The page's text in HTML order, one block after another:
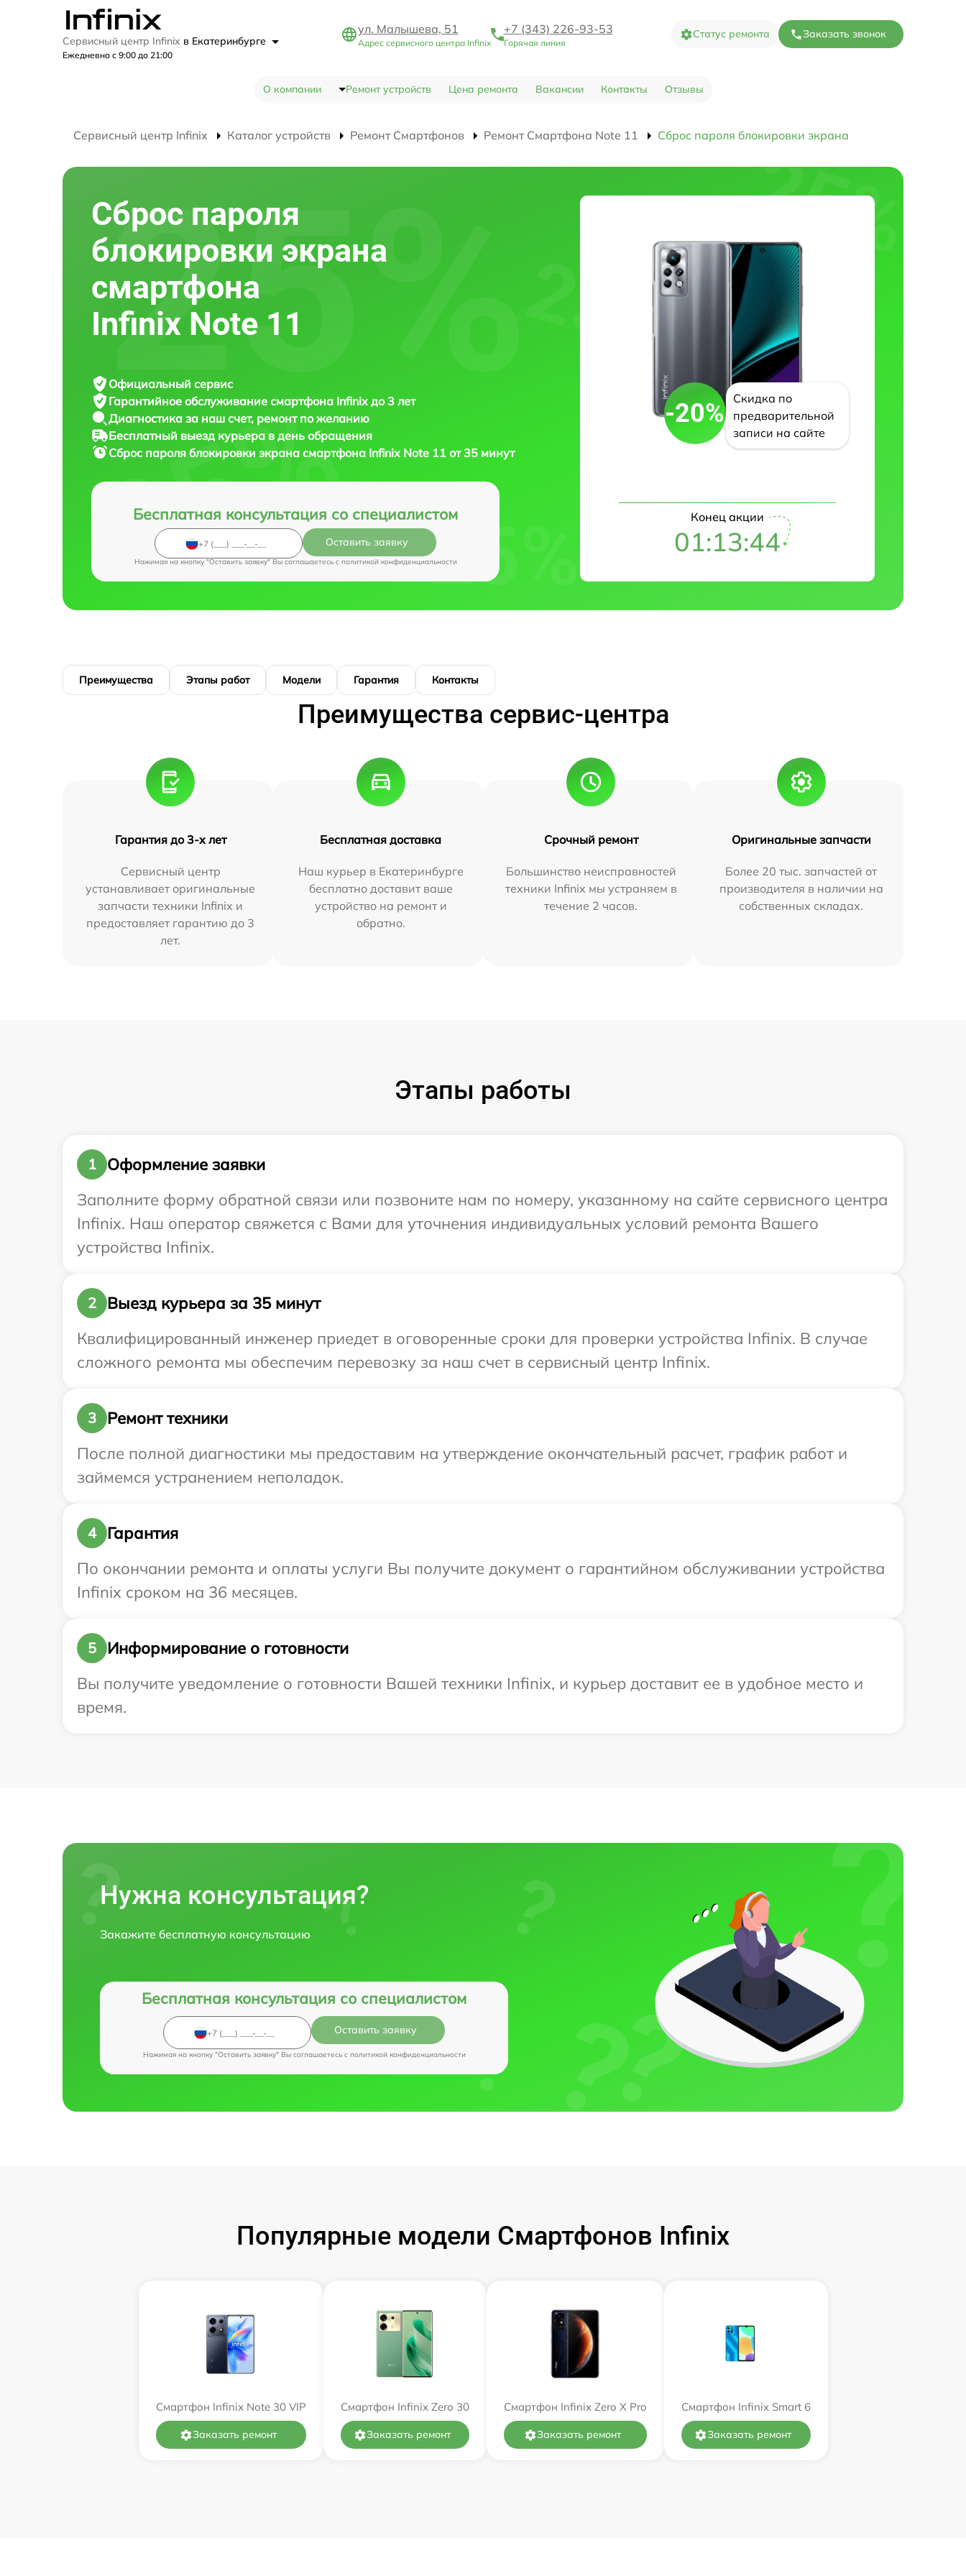
Сервисный центр Infinix в Екатеринбурге
Ежедневно с 9:00 до 21:00
ул. Малышева, 51
Адрес сервисного центра Infinix
+7 (343) 226-93-53
Горячая линия
Статус ремонта Заказать звонок
О компании Ремонт устройств Цена ремонта Вакансии Контакты Отзывы
Сервисный центр Infinix Каталог устройств Ремонт Смартфонов Ремонт Смартфона Note 11 Сброс пароля блокировки экрана
Сброс пароля
блокировки экрана
смартфона
Infinix Note 11
Официальный сервис
Гарантийное обслуживание смартфона Infinix до 3 лет
Диагностика за наш счет, ремонт по желанию
Бесплатный выезд курьера в день обращения
Сброс пароля блокировки экрана смартфона Infinix Note 11 от 35 минут
Бесплатная консультация со специалистом
Оставить заявку
Нажимая на кнопку "Оставить заявку" Вы соглашаетесь c политикой конфиденциальности
-20%
Скидка по
предварительной
записи на сайте
Конец акции
01:13:42
Преимущества Этапы работ Модели Гарантия Контакты
Преимущества сервис-центра
Гарантия до 3-х лет
Сервисный центр
устанавливает оригинальные
запчасти техники Infinix и
предоставляет гарантию до 3
лет.
Бесплатная доставка
Наш курьер в Екатеринбурге
бесплатно доставит ваше
устройство на ремонт и
обратно.
Срочный ремонт
Большинство неисправностей
техники Infinix мы устраняем в
течение 2 часов.
Оригинальные запчасти
Более 20 тыс. запчастей от
производителя в наличии на
собственных складах.
Этапы работы
1
Оформление заявки
Заполните форму обратной связи или позвоните нам по номеру, указанному на сайте сервисного центра
Infinix. Наш оператор свяжется с Вами для уточнения индивидуальных условий ремонта Вашего
устройства Infinix.
2
Выезд курьера за 35 минут
Квалифицированный инженер приедет в оговоренные сроки для проверки устройства Infinix. В случае
сложного ремонта мы обеспечим перевозку за наш счет в сервисный центр Infinix.
3
Ремонт техники
После полной диагностики мы предоставим на утверждение окончательный расчет, график работ и
займемся устранением неполадок.
4
Гарантия
По окончании ремонта и оплаты услуги Вы получите документ о гарантийном обслуживании устройства
Infinix сроком на 36 месяцев.
5
Информирование о готовности
Вы получите уведомление о готовности Вашей техники Infinix, и курьер доставит ее в удобное место и
время.
Нужна консультация?
Закажите бесплатную консультацию
Бесплатная консультация со специалистом
Оставить заявку
Нажимая на кнопку "Оставить заявку" Вы соглашаетесь c политикой конфиденциальности
Популярные модели Смартфонов Infinix
Смартфон Infinix Note 30 VIP
Заказать ремонт
Смартфон Infinix Zero 30
Заказать ремонт
Смартфон Infinix Zero X Pro
Заказать ремонт
Смартфон Infinix Smart 6
Заказать ремонт